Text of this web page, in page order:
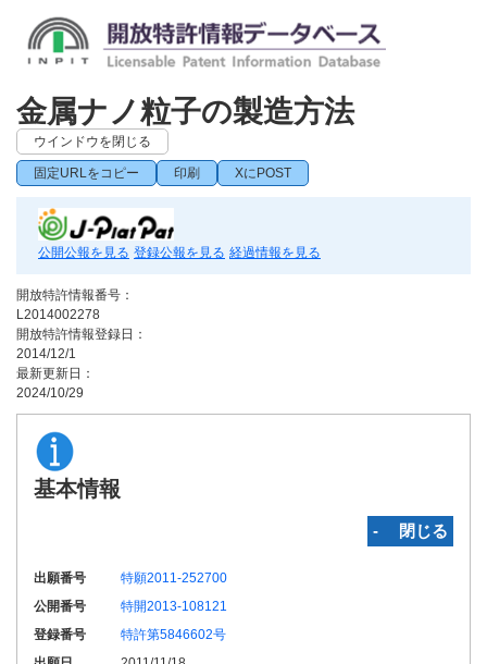
金属ナノ粒子の製造方法
ウインドウを閉じる
固定URLをコピー 印刷 XにPOST
公開公報を見る 登録公報を見る 経過情報を見る
開放特許情報番号：
L2014002278
開放特許情報登録日：
2014/12/1
最新更新日：
2024/10/29
基本情報
‐ 閉じる
出願番号
特願2011-252700
公開番号
特開2013-108121
登録番号
特許第5846602号